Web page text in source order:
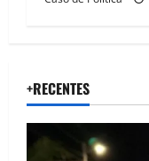
+RECENTES